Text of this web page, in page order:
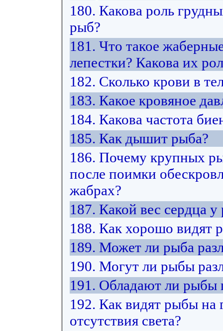
180. Какова роль
рыб?
181. Что такое
лепестки? Какова их
182. Сколько крови в
183. Какое кровяное
184. Какова частота
185. Как дышит рыба?
186. Почему крупных
после поимки
жабрах?
187. Какой вес сердца у
188. Как хорошо видят
189. Может ли рыба
190. Могут ли рыбы
191. Обладают ли рыбы
192. Как видят рыбы на
отсутствия света?